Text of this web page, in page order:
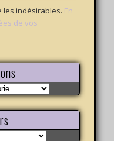
les indésirables. En
de vos